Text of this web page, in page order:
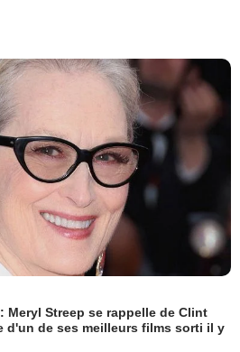
Streep se rappelle de Clint
d'un de ses meilleurs films sorti il y